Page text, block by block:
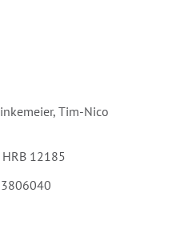
Tim-Nico
12185